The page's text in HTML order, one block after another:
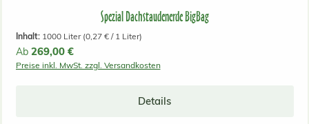
Spezial Dachstaudenerde BigBag
Inhalt: 1000 Liter (0,27 € / 1 Liter)
Regulärer Preis:
Ab 269,00 €
Preise inkl. MwSt. zzgl. Versandkosten
Details